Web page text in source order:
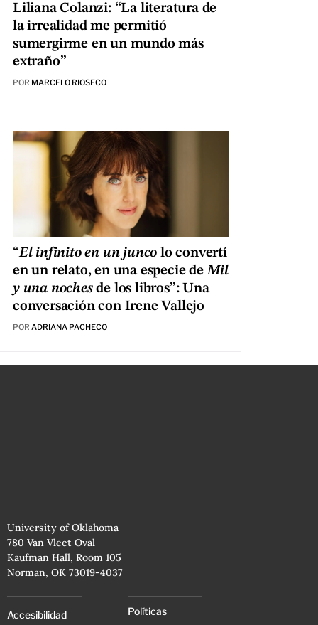
Liliana Colanzi: “La literatura de
la irrealidad me permitió
sumergirme en un mundo más
extraño”
POR MARCELO RIOSECO
“El infinito en un junco lo convertí
en un relato, en una especie deMil
y una nochesde los libros”: Una
conversación con Irene Vallejo
POR ADRIANA PACHECO
University of Oklahoma
780 Van Vleet Oval
Kaufman Hall, Room 105
Norman, OK 73019-4037
Accesibilidad Políticas